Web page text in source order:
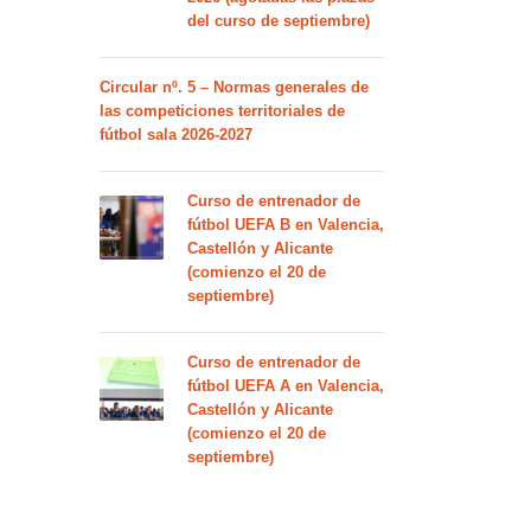
del curso de septiembre)
Circular nº. 5 – Normas generales de
las competiciones territoriales de
fútbol sala 2026-2027
Curso de entrenador de
fútbol UEFA B en Valencia,
Castellón y Alicante
(comienzo el 20 de
septiembre)
Curso de entrenador de
fútbol UEFA A en Valencia,
Castellón y Alicante
(comienzo el 20 de
septiembre)